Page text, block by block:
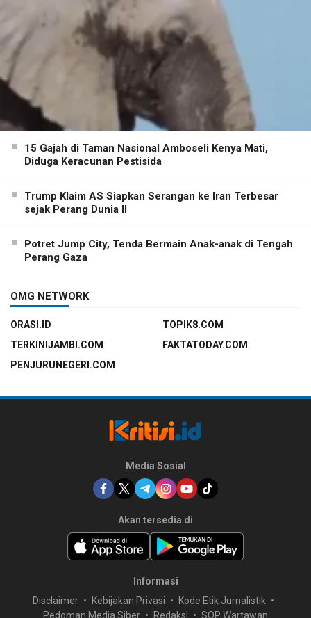
15 Gajah di Taman Nasional Amboseli Kenya Mati,
Diduga Keracunan Pestisida
Trump Klaim AS Siapkan Serangan ke Iran Terbesar
sejak Perang Dunia II
Potret Jump City, Tenda Bermain Anak-anak di Tengah
Perang Gaza
OMG NETWORK
ORASI.ID
TOPIK8.COM
TERKINIJAMBI.COM
FAKTATODAY.COM
PENJURUNEGERI.COM
Media Sosial
Akan tersedia di
Informasi
Disclaimer
Kebijakan Privasi
Kode Etik Jurnalistik
Pedoman Media Siber
Redaksi SOP Wartawan